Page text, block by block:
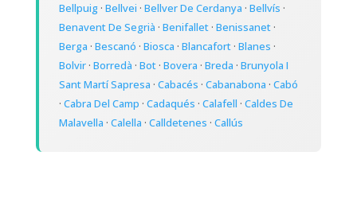
Bellpuig· Bellvei · Bellver De Cerdanya · Bellvís ·
Benavent De Segrià · Benifallet· Benissanet·
Berga · Bescanó · Biosca · Blancafort· Blanes ·
Bolvir· Borredà · Bot· Bovera · Breda · Brunyola I
Sant Martí Sapresa · Cabacés · Cabanabona · Cabó
· Cabra Del Camp · Cadaqués · Calafell · Caldes De
Malavella · Calella · Calldetenes · Callús